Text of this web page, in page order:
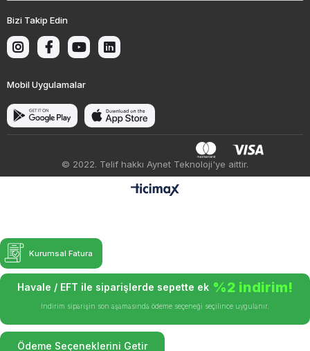
Bizi Takip Edin
Mobil Uygulamalar
© 2022. Telif hakkı Aynet Teknoloji'ye aittir.
Kurumsal Fatura
Havale / EFT ile siparişlerde sepette ek %2 indirim!
İndirim siparişin son aşamasında ödeme seçeneği seçilince uygulanır.
Ödeme Seçeneklerini Getir